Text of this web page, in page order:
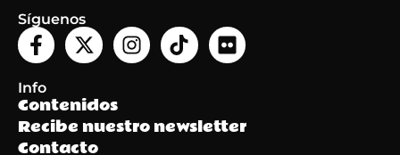
Síguenos
Info
Contenidos
Recibe nuestro newsletter
Contacto